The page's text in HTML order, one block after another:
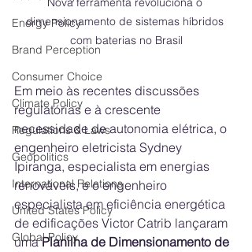
Energy Policy
Brand Perception
Consumer Choice
Climate Policy
Regulations & Laws
Geopolitics
International Relations
United States Policy
Global Policy
dimensionamento de sistemas híbridos
com baterias no Brasil
Em meio às recentes discussões
regulatórias e à crescente
necessidade de autonomia elétrica, o
engenheiro eletricista Sydney
Ipiranga, especialista em energias
renováveis, e o engenheiro
especialista em eficiência energética
de edificações Victor Catrib lançaram
uma Planilha de Dimensionamento de